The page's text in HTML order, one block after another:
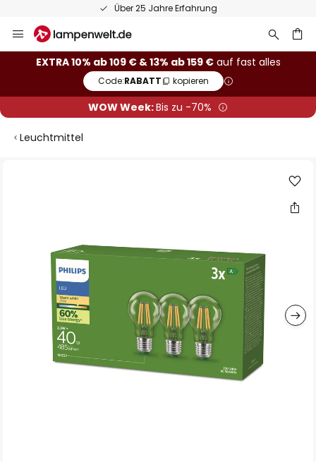
Über 25 Jahre Erfahrung
Inhalt
springen
EXTRA 10% ab 109 € & 13% ab 159 €auf fast alles
Code:RABATT kopieren
WOW Week:Bis zu -70%
Leuchtmittel